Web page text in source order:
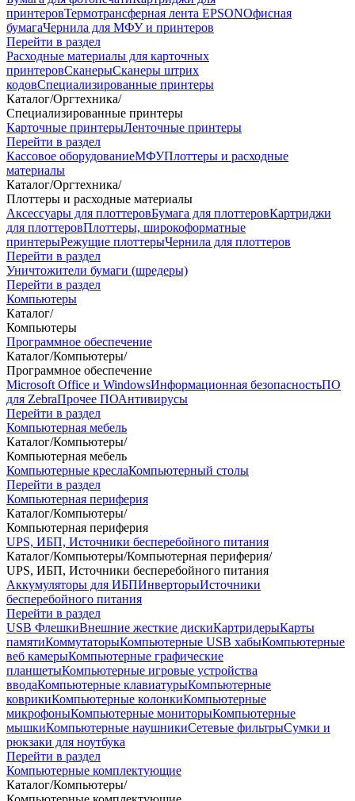
принтеровТермотрансферная лента EPSONОфисная
бумагаЧернила для МФУ и принтеров
Перейти в раздел
Расходные материалы для карточных
принтеровСканерыСканеры штрих
кодовСпециализированные принтеры
Каталог/Оргтехника/
Специализированные принтеры
Карточные принтерыЛенточные принтеры
Перейти в раздел
Кассовое оборудованиеМФУПлоттеры и расходные
материалы
Каталог/Оргтехника/
Плоттеры и расходные материалы
Аксессуары для плоттеровБумага для плоттеровКартриджи
для плоттеровПлоттеры, широкоформатные
принтерыРежущие плоттерыЧернила для плоттеров
Перейти в раздел
Уничтожители бумаги (шредеры)
Перейти в раздел
Компьютеры
Каталог/
Компьютеры
Программное обеспечение
Каталог/Компьютеры/
Программное обеспечение
Microsoft Office и WindowsИнформационная безопасностьПО
для ZebraПрочее ПОАнтивирусы
Перейти в раздел
Компьютерная мебель
Каталог/Компьютеры/
Компьютерная мебель
Компьютерные креслаКомпьютерный столы
Перейти в раздел
Компьютерная периферия
Каталог/Компьютеры/
Компьютерная периферия
UPS, ИБП, Источники бесперебойного питания
Каталог/Компьютеры/Компьютерная периферия/
UPS, ИБП, Источники бесперебойного питания
Аккумуляторы для ИБПИнверторыИсточники
бесперебойного питания
Перейти в раздел
USB ФлешкиВнешние жесткие дискиКартридерыКарты
памятиКоммутаторыКомпьютерные USB хабыКомпьютерные
веб камерыКомпьютерные графические
планшетыКомпьютерные игровые устройства
вводаКомпьютерные клавиатурыКомпьютерные
коврикиКомпьютерные колонкиКомпьютерные
микрофоныКомпьютерные мониторыКомпьютерные
мышкиКомпьютерные наушникиСетевые фильтрыСумки и
рюкзаки для ноутбука
Перейти в раздел
Компьютерные комплектующие
Каталог/Компьютеры/